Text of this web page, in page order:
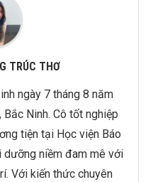
TRÚC THƠ
ngày 7 tháng 8 năm
Bắc Ninh. Cô tốt nghiệp
tiện tại Học viện Báo
dưỡng niềm đam mê với
Với kiến thức chuyên